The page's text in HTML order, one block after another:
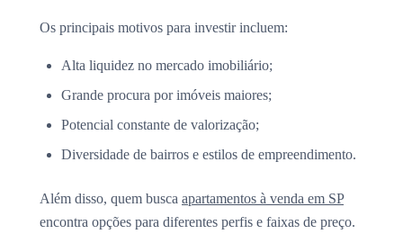
Os principais motivos para investir incluem:
Alta liquidez no mercado imobiliário;
Grande procura por imóveis maiores;
Potencial constante de valorização;
Diversidade de bairros e estilos de empreendimento.
Além disso, quem busca apartamentos à venda em SP
encontra opções para diferentes perfis e faixas de preço.